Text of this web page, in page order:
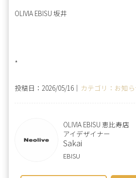
OLIVIA EBISU 坂井
*
投稿日：2026/05/16｜ カテゴリ：お知
OLIVIA EBISU 恵比寿店
アイデザイナー
Sakai
EBISU